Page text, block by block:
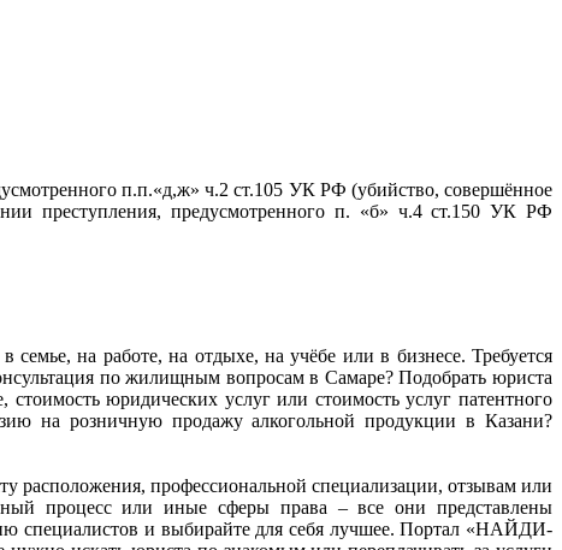
п.п.«д,ж» ч.2 ст.105 УК РФ (убийство, совершённое
преступления, предусмотренного п. «б» ч.4 ст.150 УК РФ
на работе, на отдыхе, на учёбе или в бизнесе. Требуется
по жилищным вопросам в Самаре? Подобрать юриста
юридических услуг или стоимость услуг патентного
на розничную продажу алкогольной продукции в Казани?
расположения, профессиональной специализации, отзывам или
процесс или иные сферы права – все они представлены
специалистов и выбирайте для себя лучшее. Портал «НАЙДИ-